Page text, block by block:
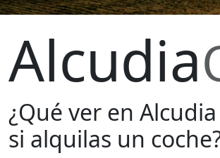
Alcudia
¿Qué ver en Alcudia
si alquilas un